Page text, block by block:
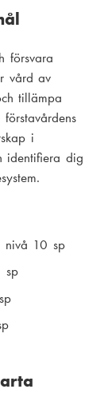
försvara
vård av
tillämpa
i
identifiera dig
nivå 10 sp
sp